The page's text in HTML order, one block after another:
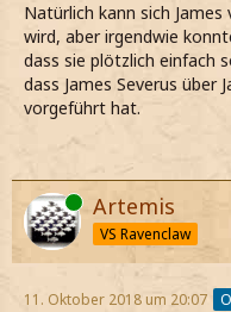
Natürlich kann sich
wird, aber irgendwie
dass sie plötzlich einfach
dass James Severus über
vorgeführt hat.
Online Artemis
VS Ravenclaw
11. Oktober 2018 um 20:07